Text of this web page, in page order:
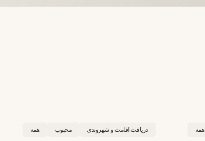
همه محبوب دریافت اقامت و شهروندی همه